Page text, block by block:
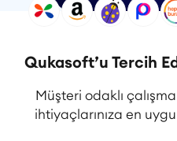
Qukasoft’u Tercih
Müşteri odaklı
ihtiyaçlarınıza en